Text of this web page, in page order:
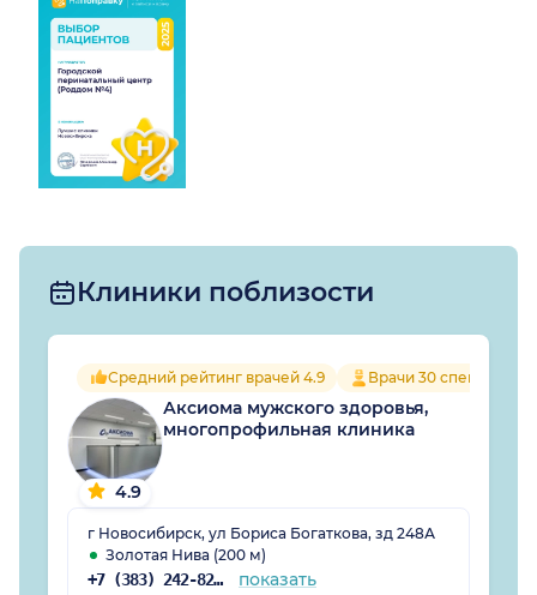
пенсии... Чего пациентам
грубить!
благополучными
естественными родами.
Сил вам и здоровья,
Юлия Викторовна, и
роддому процветания!
Клиники поблизости
Средний рейтинг врачей 4.9 Врачи 30
4.9
Аксиома мужского здоровья,
многопрофильная клиника
г Новосибирск, ул Бориса Богаткова, зд 248А
Золотая Нива (200 м)
+7 (383) 242-82-14 показать